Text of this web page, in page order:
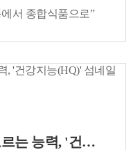
서 종합식품으로”
는 능력, '건강지능